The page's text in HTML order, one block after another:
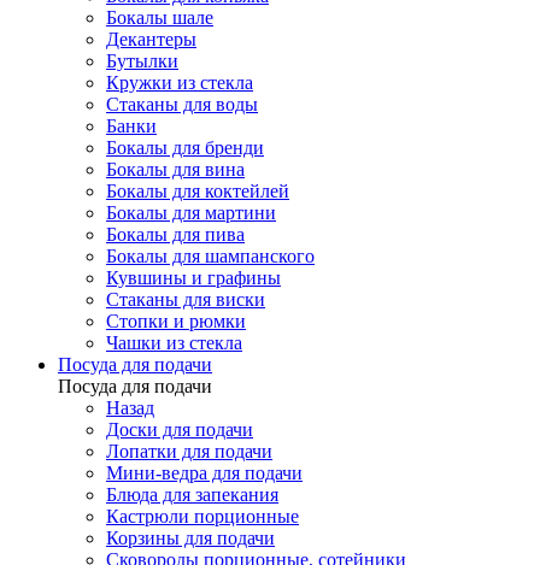
Бокалы шале
Декантеры
Бутылки
Кружки из стекла
Стаканы для воды
Банки
Бокалы для бренди
Бокалы для вина
Бокалы для коктейлей
Бокалы для мартини
Бокалы для пива
Бокалы для шампанского
Кувшины и графины
Стаканы для виски
Стопки и рюмки
Чашки из стекла
Посуда для подачи
Посуда для подачи
Назад
Доски для подачи
Лопатки для подачи
Мини-ведра для подачи
Блюда для запекания
Кастрюли порционные
Корзины для подачи
Сковороды порционные, сотейники